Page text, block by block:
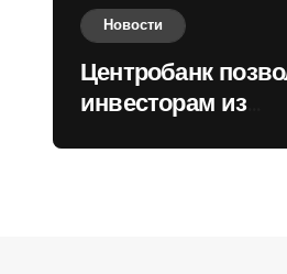
Новости
Центробанк
инвесторам из